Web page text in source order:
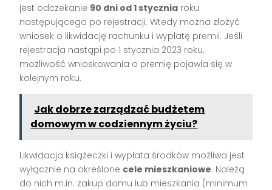
jest odczekanie 90 dni od 1 stycznia roku
następującego po rejestracji. Wtedy można złożyć
wniosek o likwidację rachunku i wypłatę premii. Jeśli
rejestracja nastąpi po 1 stycznia 2023 roku,
możliwość wnioskowania o premię pojawia się w
kolejnym roku.
Jak dobrze zarządzać budżetem
domowym w codziennym życiu?
Likwidacja książeczki i wypłata środków możliwa jest
wyłącznie na określone cele mieszkaniowe. Należą
do nich m.in. zakup domu lub mieszkania (minimum